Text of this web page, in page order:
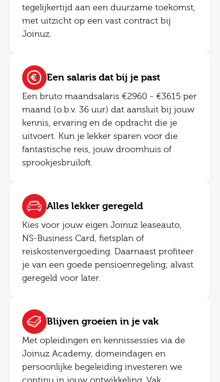
tegelijkertijd aan een duurzame toekomst,
met uitzicht op een vast contract bij
Joinuz.
Een salaris dat bij je past
Een bruto maandsalaris €2960 - €3615 per
maand (o.b.v. 36 uur) dat aansluit bij jouw
kennis, ervaring en de opdracht die je
uitvoert. Kun je lekker sparen voor die
fantastische reis, jouw droomhuis of
sprookjesbruiloft.
Alles lekker geregeld
Kies voor jouw eigen Joinuz leaseauto,
NS-Business Card, fietsplan of
reiskostenvergoeding. Daarnaast profiteer
je van een goede pensioenregeling; alvast
geregeld voor later.
Blijven groeien in je vak
Met opleidingen en kennissessies via de
Joinuz Academy, domeindagen en
persoonlijke begeleiding investeren we